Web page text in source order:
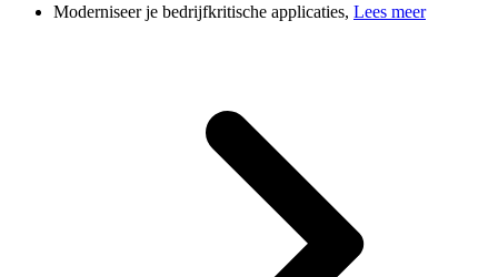
Moderniseer je bedrijfkritische applicaties, Lees meer